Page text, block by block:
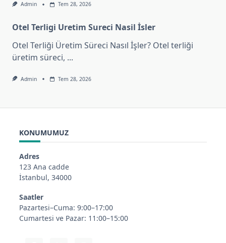
Admin Tem 28, 2026
Otel Terligi Uretim Sureci Nasil İsler
Otel Terliği Üretim Süreci Nasıl İşler? Otel terliği
üretim süreci, ...
Admin Tem 28, 2026
KONUMUMUZ
Adres
123 Ana cadde
İstanbul, 34000
Saatler
Pazartesi–Cuma: 9:00–17:00
Cumartesi ve Pazar: 11:00–15:00